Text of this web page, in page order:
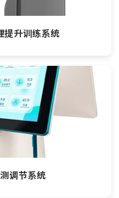
提升训练系统
调节系统